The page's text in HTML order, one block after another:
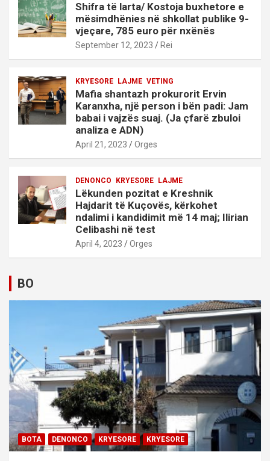
Shifra të larta/ Kostoja buxhetore e
mësimdhënies në shkollat publike 9-
vjeçare, 785 euro për nxënës
September 12, 2023 Rei
KRYESORE LAJME VETING
Mafia shantazh prokurorit Ervin
Karanxha, një person i bën padi: Jam
babai i vajzës suaj. (Ja çfarë zbuloi
analiza e ADN)
April 21, 2023 Orges
DENONCO KRYESORE LAJME
Lëkunden pozitat e Kreshnik
Hajdarit të Kuçovës, kërkohet
ndalimi i kandidimit më 14 maj; Ilirian
Celibashi në test
April 4, 2023 Orges
BO
BOTA DENONCO KRYESORE KRYESORE